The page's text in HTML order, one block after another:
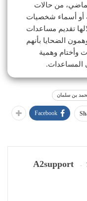
من حالات
أو أسماء شخصيات
تقديم مساعدات
الضحايا بأنهم
وأختام وهمية
المساعدات.
بن سلمان
Facebook
A2support